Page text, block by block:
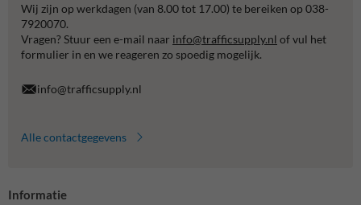
Wij zijn op werkdagen (van 8.00 tot 17.00) te bereiken op 038-
7920070.
Vragen? Stuur een e-mail naar info@trafficsupply.nl of vul het
formulier in en we reageren zo spoedig mogelijk.
info@trafficsupply.nl
Alle contactgegevens
Informatie